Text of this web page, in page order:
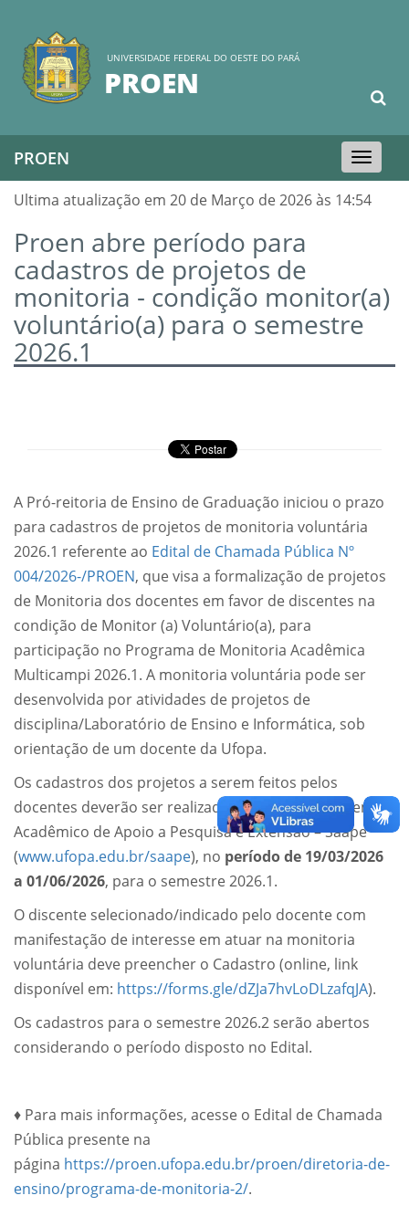
UNIVERSIDADE FEDERAL DO OESTE DO PARÁ
PROEN
Toggle
navigation
PROEN
Ultima atualização em 20 de Março de 2026 às 14:54
Proen abre período para
cadastros de projetos de
monitoria - condição monitor(a)
voluntário(a) para o semestre
2026.1
A Pró-reitoria de Ensino de Graduação iniciou o prazo
para cadastros de projetos de monitoria voluntária
2026.1 referente ao Edital de Chamada Pública Nº
004/2026-/PROEN, que visa a formalização de projetos
de Monitoria dos docentes em favor de discentes na
condição de Monitor (a) Voluntário(a), para
participação no Programa de Monitoria Acadêmica
Multicampi 2026.1. A monitoria voluntária pode ser
desenvolvida por atividades de projetos de
disciplina/Laboratório de Ensino e Informática, sob
orientação de um docente da Ufopa.
Os cadastros dos projetos a serem feitos pelos
docentes deverão ser realizadas somente via Sistema
Acadêmico de Apoio a Pesquisa e Extensão – Saape
(www.ufopa.edu.br/saape), no período de 19/03/2026
a 01/06/2026, para o semestre 2026.1.
O discente selecionado/indicado pelo docente com
manifestação de interesse em atuar na monitoria
voluntária deve preencher o Cadastro (online, link
disponível em: https://forms.gle/dZJa7hvLoDLzafqJA).
Os cadastros para o semestre 2026.2 serão abertos
considerando o período disposto no Edital.
♦ Para mais informações, acesse o Edital de Chamada
Pública presente na
página https://proen.ufopa.edu.br/proen/diretoria-de-
ensino/programa-de-monitoria-2/.